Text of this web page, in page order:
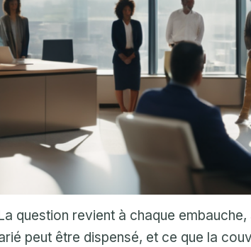
question revient à chaque
peut être dispensé, et ce que la